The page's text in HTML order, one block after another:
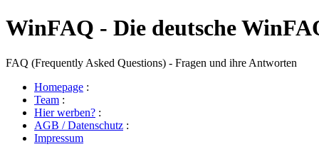
WinFAQ - Die deutsche
FAQ (Frequently Asked Questions) - Fragen und ihre Antworten
Homepage :
Team :
Hier werben? :
AGB / Datenschutz :
Impressum